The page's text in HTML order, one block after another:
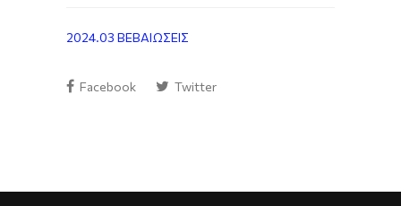
2024.03 ΒΕΒΑΙΩΣΕΙΣ
Facebook Twitter